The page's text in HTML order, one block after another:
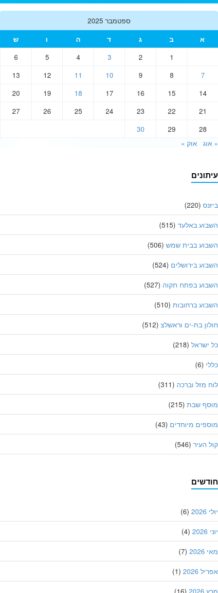
ספטמבר 2025
10
12
13
14
15
16
17
18
19
20
22
23
24
25
26
27
28
29
30
אוק »
(220)
באלעד(515)
בבית שמש(506)
בירושלים(524)
בפתח תקוה(527)
ברחובות(510)
בת-ים וראשלצ(512)
(218)
(6)
מזל וברכה(311)
שבת(215)
מיוחדים(43)
העיר(546)
(6)
(4)
(7)
2026
(1)